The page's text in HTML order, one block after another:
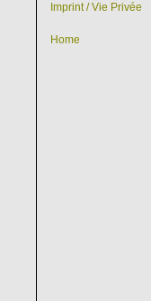
Imprint / Vie Privée
Home